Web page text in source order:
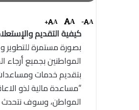
A
-
A
A
+
كيفية التقديم
بصورة مستمرة للتطوير
المواطنين بجميع
بتقديم خدمات
“مساعدة مالية لذو
المواطن، وسوف نتحدث